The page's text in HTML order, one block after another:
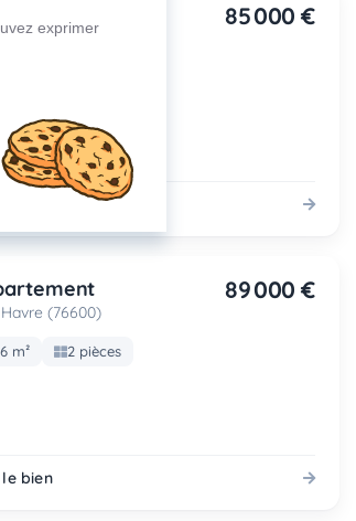
Quevilly (76140)
85 000 €
(76600)
89 000 €
m² 2 pièces
bien
exprimer